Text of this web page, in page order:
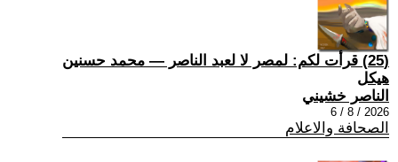
(25) قرأت لكم: لمصر لا لعبد الناصر — محمد حسنين
هيكل
الناصر خشيني
2026 / 8 / 6
الصحافة والاعلام